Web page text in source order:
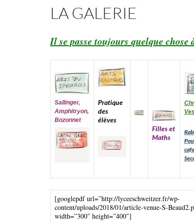
LA GALERIE
Il se passe toujours quelque
Sallinger,
Amphitryon,
Bozonnet
Pratique
des
élèves
Filles et
Maths
[googlepdf url=”http://lyceeschweitzer.fr/wp-
content/uploads/2018/01/article-venue-S-
width=”300″ height=”400″]